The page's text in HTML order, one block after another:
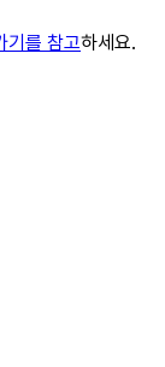
기를 참고하세요.